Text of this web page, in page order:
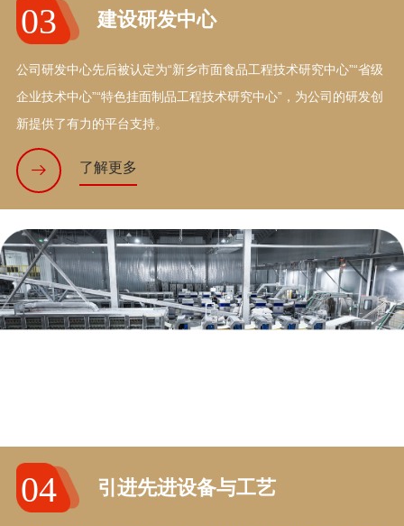
03 建设研发中心
公司研发中心先后被认定为“新乡市面食品工程技术研究中心”“省级
企业技术中心”“特色挂面制品工程技术研究中心”，为公司的研发创
新提供了有力的平台支持。
了解更多
04 引进先进设备与工艺